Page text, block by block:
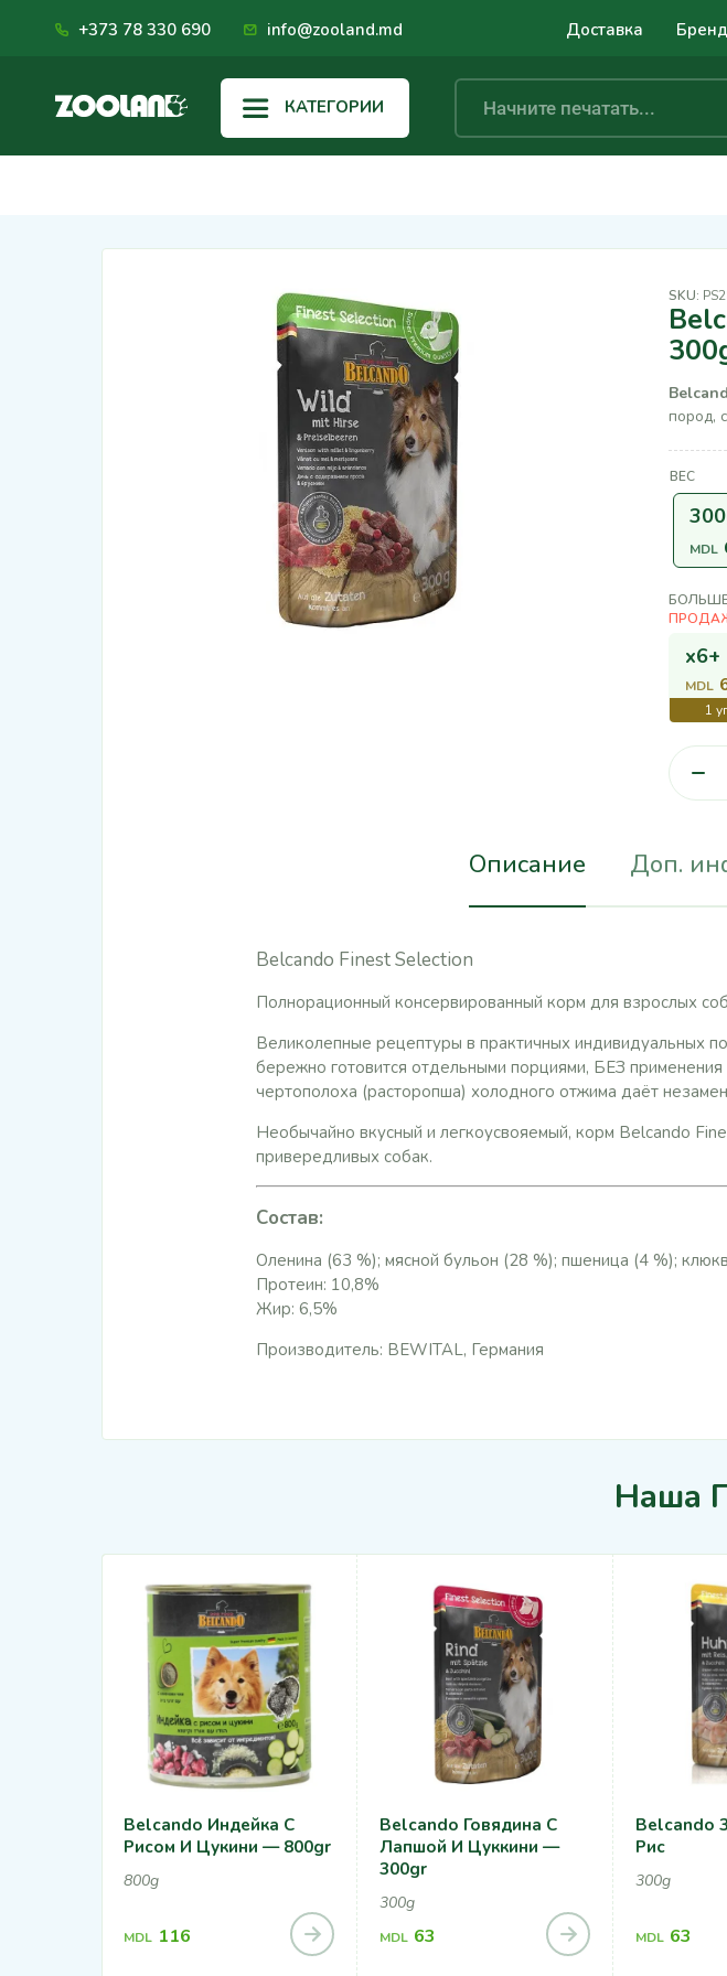
+373 78 330 690 info@zooland.md Доставка
КАТЕГОРИИ
SKU:
пород,
ВЕС
MDL
x6+
MDL
Описание Доп.
Belcando Finest Selection
Полнорационный консервированный корм для взрослых
Великолепные рецептуры в практичных индивидуальных
бережно готовится отдельными порциями, БЕЗ
чертополоха (расторопша) холодного отжима даёт
Необычайно вкусный и легкоусвояемый, корм Belcando
привередливых собак.
Состав:
Оленина (63 %); мясной бульон (28 %); пшеница (4 %);
Протеин: 10,8%
Жир: 6,5%
Производитель: BEWITAL, Германия
Наша
Belcando Индейка С
Рисом И Цукини — 800gr
800g
MDL 116
Belcando Говядина С
Лапшой И Цуккини —
300gr
300g
MDL 63
Belcando
Рис
300g
MDL 63